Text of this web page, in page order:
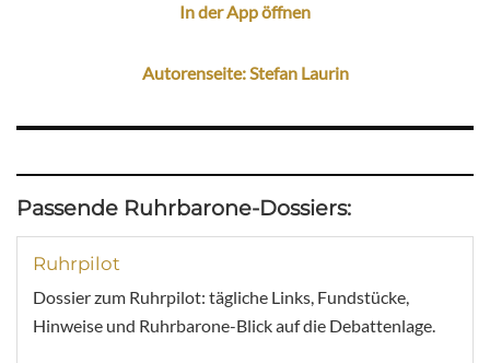
In der App öffnen
Autorenseite: Stefan Laurin
Passende Ruhrbarone-Dossiers:
Ruhrpilot
Dossier zum Ruhrpilot: tägliche Links, Fundstücke,
Hinweise und Ruhrbarone-Blick auf die Debattenlage.